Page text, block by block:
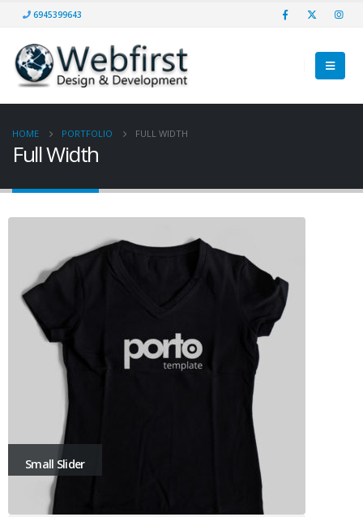
6945399643
HOME PORTFOLIO FULL WIDTH
Full Width
Small Slider